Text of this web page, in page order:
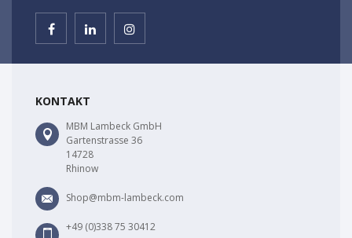
KONTAKT
MBM Lambeck GmbH
Gartenstrasse 36
14728
Rhinow
Shop@mbm-lambeck.com
+49 (0)338 75 30412